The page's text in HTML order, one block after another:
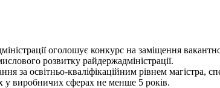
оголошує конкурс на заміщення
розвитку райдержадміністрації.
за освітньо-кваліфікаційним рівнем магістра,
у виробничих сферах не менше 5 років.